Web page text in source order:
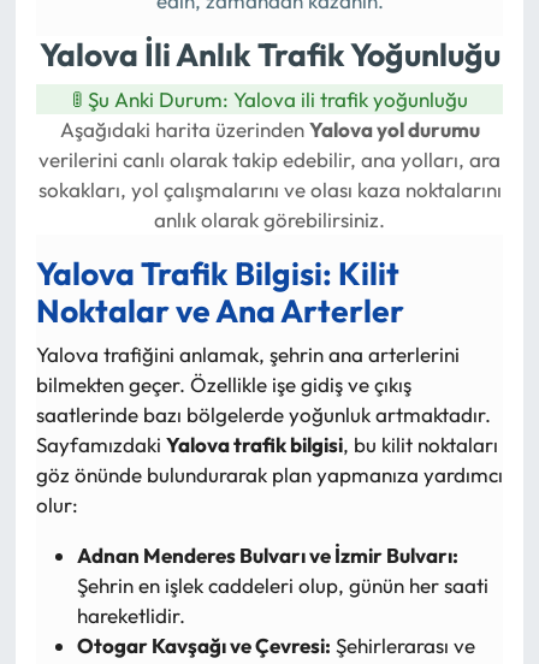
Yalova İli Anlık Trafik Yoğunluğu
🚦 Şu Anki Durum: Yalova ili trafik yoğunluğu
Aşağıdaki harita üzerindenYalova yol durumu
verilerini canlı olarak takip edebilir, ana yolları, ara
sokakları, yol çalışmalarını ve olası kaza noktalarını
anlık olarak görebilirsiniz.
Yalova Trafik Bilgisi: Kilit
Noktalar ve Ana Arterler
Yalova trafiğini anlamak, şehrin ana arterlerini
bilmekten geçer. Özellikle işe gidiş ve çıkış
saatlerinde bazı bölgelerde yoğunluk artmaktadır.
Sayfamızdaki Yalova trafik bilgisi, bu kilit noktaları
göz önünde bulundurarak plan yapmanıza yardımcı
olur:
Adnan Menderes Bulvarı ve İzmir Bulvarı:
Şehrin en işlek caddeleri olup, günün her saati
hareketlidir.
Otogar Kavşağı ve Çevresi: Şehirlerarası ve